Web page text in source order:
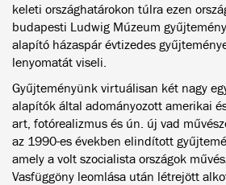
keleti országhatárokon túlra ezen
budapesti Ludwig Múzeum
alapító házaspár évtizedes
lenyomatát viseli.
Gyűjteményünk virtuálisan két nagy
alapítók által adományozott amerikai
art, fotórealizmus és ún. új vad
az 1990-es években elindított
amely a volt szocialista országok
Vasfüggöny leomlása után létrejött